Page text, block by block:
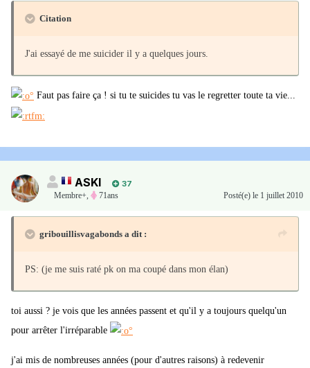
Citation
J'ai essayé de me suicider il y a quelques jours.
Faut pas faire ça ! si tu te suicides tu vas le regretter toute ta vie...
ASKI
37
Membre+,
71ans Posté(e) le 1 juillet 2010
gribouillisvagabonds a dit :
PS: (je me suis raté pk on ma coupé dans mon élan)
toi aussi ? je vois que les années passent et qu'il y a toujours quelqu'un
pour arrêter l'irréparable
j'ai mis de nombreuses années (pour d'autres raisons) à redevenir